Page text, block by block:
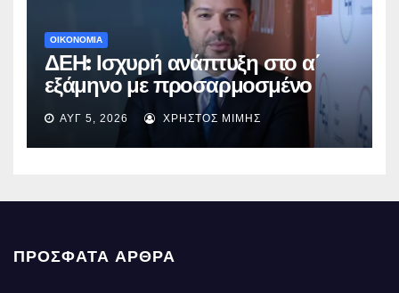
ΟΙΚΟΝΟΜΙΑ
ΔΕΗ: Ισχυρή ανάπτυξη στο α΄
εξάμηνο με προσαρμοσμένο
EBITDA στα €1,2 δισ.
ΑΥΓ 5, 2026 ΧΡΉΣΤΟΣ ΜΊΜΗΣ
ΠΡΌΣΦΑΤΑ ΆΡΘΡΑ